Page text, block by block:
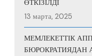
ӨТКІЗІЛДІ
13 марта, 2025
МЕМЛЕКЕТТІК
БЮРОКРАТИЯДАН